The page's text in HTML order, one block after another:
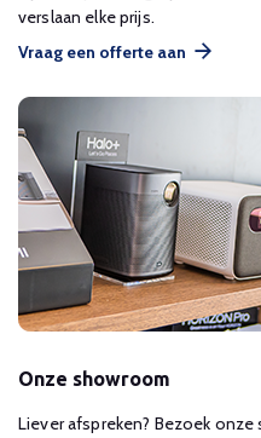
verslaan elke prijs.
Vraag een offerte aan
Onze showroom
Liever afspreken? Bezoek